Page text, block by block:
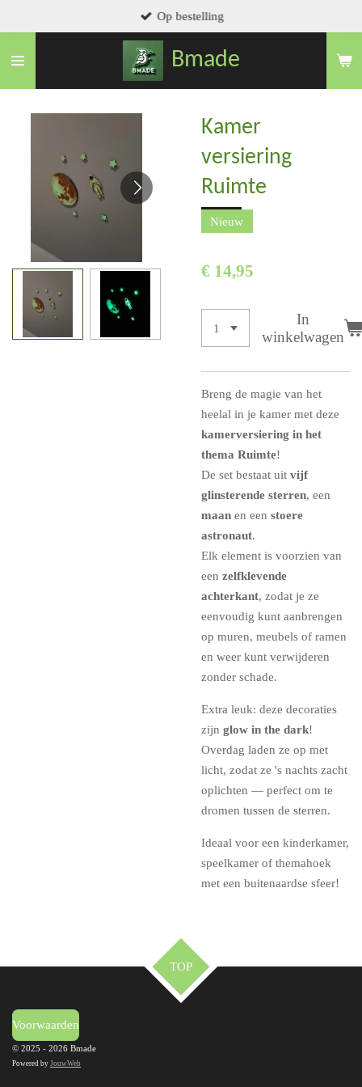
naar
Bmade
Op bestelling
Kamer
versiering
Ruimte
Nieuw
€ 14,95
In
winkelwagen
Breng de magie van het
heelal in je kamer met deze
kamerversiering in het
thema Ruimte!
De set bestaat uit vijf
glinsterende sterren, een
maan en een stoere
astronaut.
Elk element is voorzien van
een zelfklevende
achterkant, zodat je ze
eenvoudig kunt aanbrengen
op muren, meubels of ramen
en weer kunt verwijderen
zonder schade.
Extra leuk: deze decoraties
zijn glow in the dark!
Overdag laden ze op met
licht, zodat ze 's nachts zacht
oplichten — perfect om te
dromen tussen de sterren.
Ideaal voor een kinderkamer,
speelkamer of themahoek
met een buitenaardse sfeer!
TOP
Voorwaarden
© 2025 - 2026 Bmade
Powered by JouwWeb